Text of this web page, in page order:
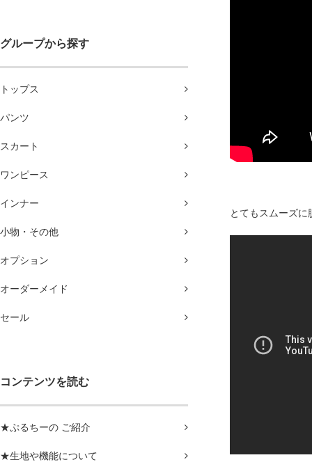
グループから探す
トップス
パンツ
スカート
ワンピース
インナー
小物・その他
オプション
オーダーメイド
セール
コンテンツを読む
★ぷるちーの ご紹介
★生地や機能について
とてもスムーズ